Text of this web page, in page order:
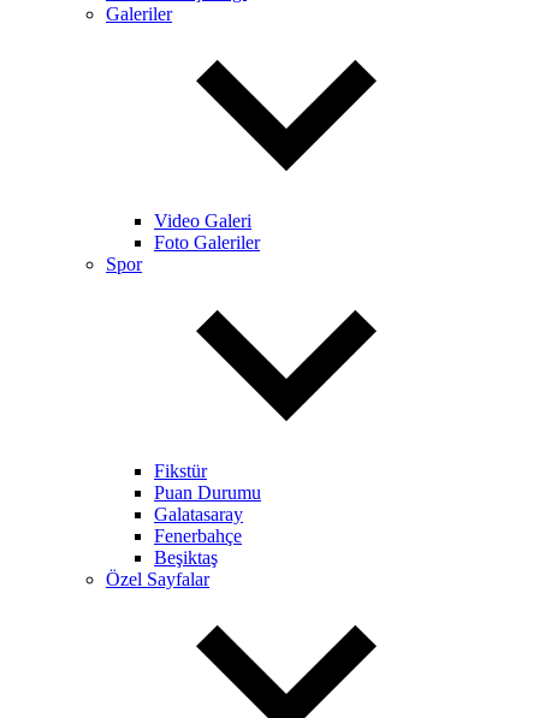
Galeriler
Video Galeri
Foto Galeriler
Spor
Fikstür
Puan Durumu
Galatasaray
Fenerbahçe
Beşiktaş
Özel Sayfalar